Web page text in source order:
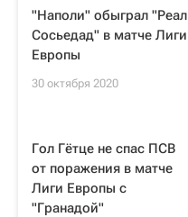
"Наполи" обыграл "Реал
Сосьедад" в матче Лиги
Европы
30 октября 2020
Гол Гётце не спас ПСВ
от поражения в матче
Лиги Европы с
"Гранадой"